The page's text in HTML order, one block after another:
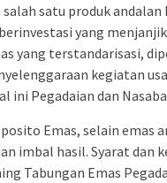
satu produk andalan
yang
yang terstandarisasi,
kegiatan
ini Pegadaian dan
Emas, selain emas
imbal hasil. Syarat dan
Tabungan Emas